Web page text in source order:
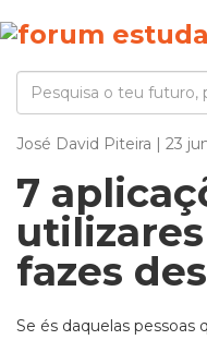
José David Piteira | 23
7
fazes
Se és daquelas